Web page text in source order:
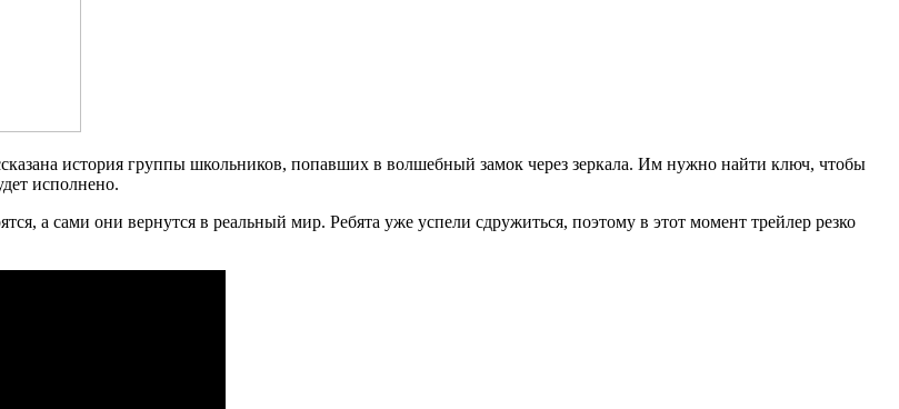
история группы школьников, попавших в волшебный замок через зеркала. Им нужно найти ключ, чтобы
исполнено.
а сами они вернутся в реальный мир. Ребята уже успели сдружиться, поэтому в этот момент трейлер резко